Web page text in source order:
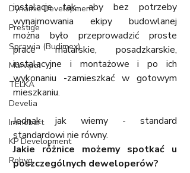
Dynamic Development
Prestige
Sprawia (Budimex)
Marvipol
TELKA
Develia
Immobart
KP Development
Robyg
instalacje tak, aby bez potrzeby
wynajmowania ekipy budowlanej
można było przeprowadzić proste
prace malarskie, posadzkarskie,
instalacyjne i montażowe i po ich
wykonaniu -zamieszkać w gotowym
mieszkaniu.
Jednak jak wiemy - standard
standardowi nie równy.
Jakie różnice możemy spotkać u
poszczególnych deweloperów?